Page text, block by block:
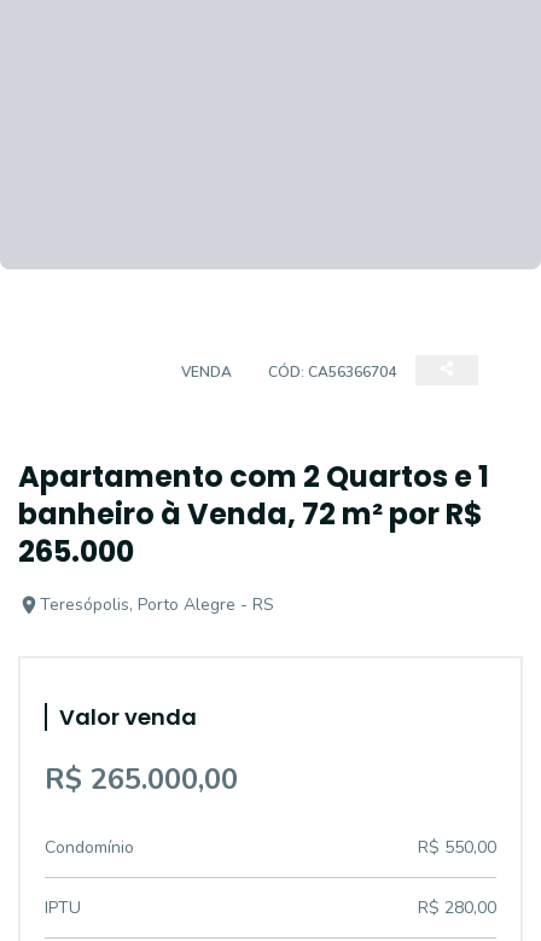
VENDA CÓD: CA56366704
Apartamento com 2 Quartos e 1
banheiro à Venda, 72 m² por R$
265.000
Teresópolis, Porto Alegre - RS
Valor venda
R$ 265.000,00
Condomínio R$ 550,00
IPTU R$ 280,00